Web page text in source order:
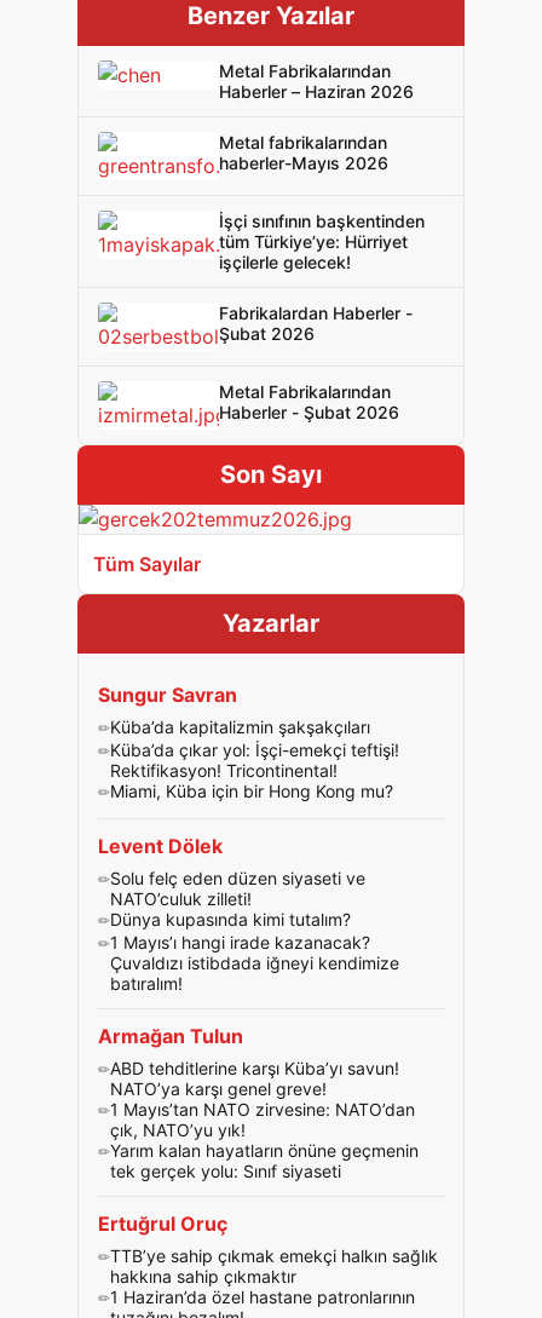
Benzer Yazılar
Metal Fabrikalarından
Haberler – Haziran 2026
Metal fabrikalarından
haberler-Mayıs 2026
İşçi sınıfının başkentinden
tüm Türkiye’ye: Hürriyet
işçilerle gelecek!
Fabrikalardan Haberler -
Şubat 2026
Metal Fabrikalarından
Haberler - Şubat 2026
Son Sayı
Tüm Sayılar
Yazarlar
Sungur Savran
Küba’da kapitalizmin şakşakçıları
Küba’da çıkar yol: İşçi-emekçi teftişi!
Rektifikasyon! Tricontinental!
Miami, Küba için bir Hong Kong mu?
Levent Dölek
Solu felç eden düzen siyaseti ve
NATO’culuk zilleti!
Dünya kupasında kimi tutalım?
1 Mayıs’ı hangi irade kazanacak?
Çuvaldızı istibdada iğneyi kendimize
batıralım!
Armağan Tulun
ABD tehditlerine karşı Küba’yı savun!
NATO’ya karşı genel greve!
1 Mayıs’tan NATO zirvesine: NATO’dan
çık, NATO’yu yık!
Yarım kalan hayatların önüne geçmenin
tek gerçek yolu: Sınıf siyaseti
Ertuğrul Oruç
TTB’ye sahip çıkmak emekçi halkın sağlık
hakkına sahip çıkmaktır
1 Haziran’da özel hastane patronlarının